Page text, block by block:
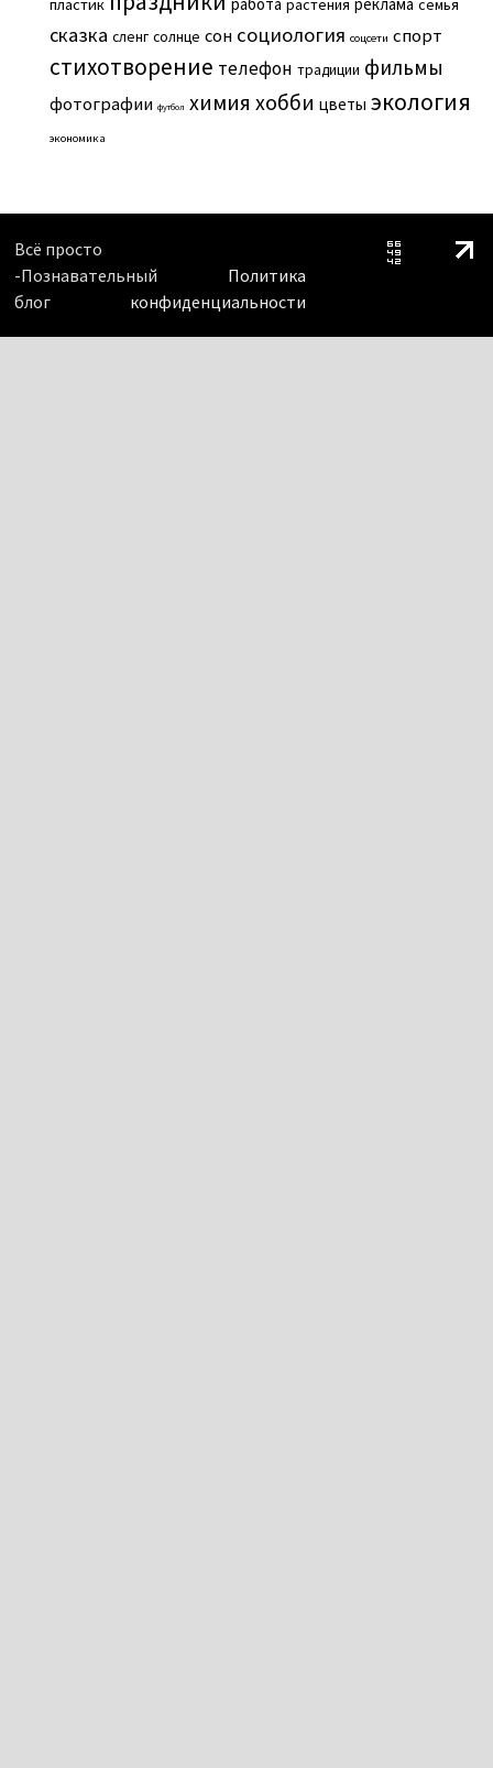
пластик
растения семья
сказка сленг солнце сон социология соцсети спорт
стихотворение телефон традиции фильмы
фотографии футбол химия хобби цветы экология
экономика
Всё просто
-Познавательный
блог
Политика
конфиденциальности